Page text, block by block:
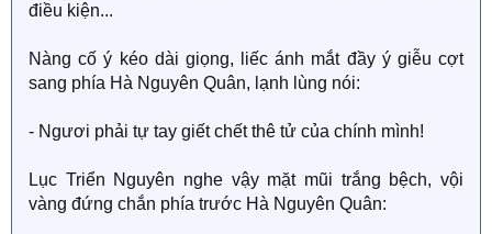
điều kiện...
Nàng cố ý kéo dài giọng, liếc ánh mắt đầy ý giễu cợt
sang phía Hà Nguyên Quân, lạnh lùng nói:
- Ngươi phải tự tay giết chết thê tử của chính mình!
Lục Triển Nguyên nghe vậy mặt mũi trắng bệch, vội
vàng đứng chắn phía trước Hà Nguyên Quân: